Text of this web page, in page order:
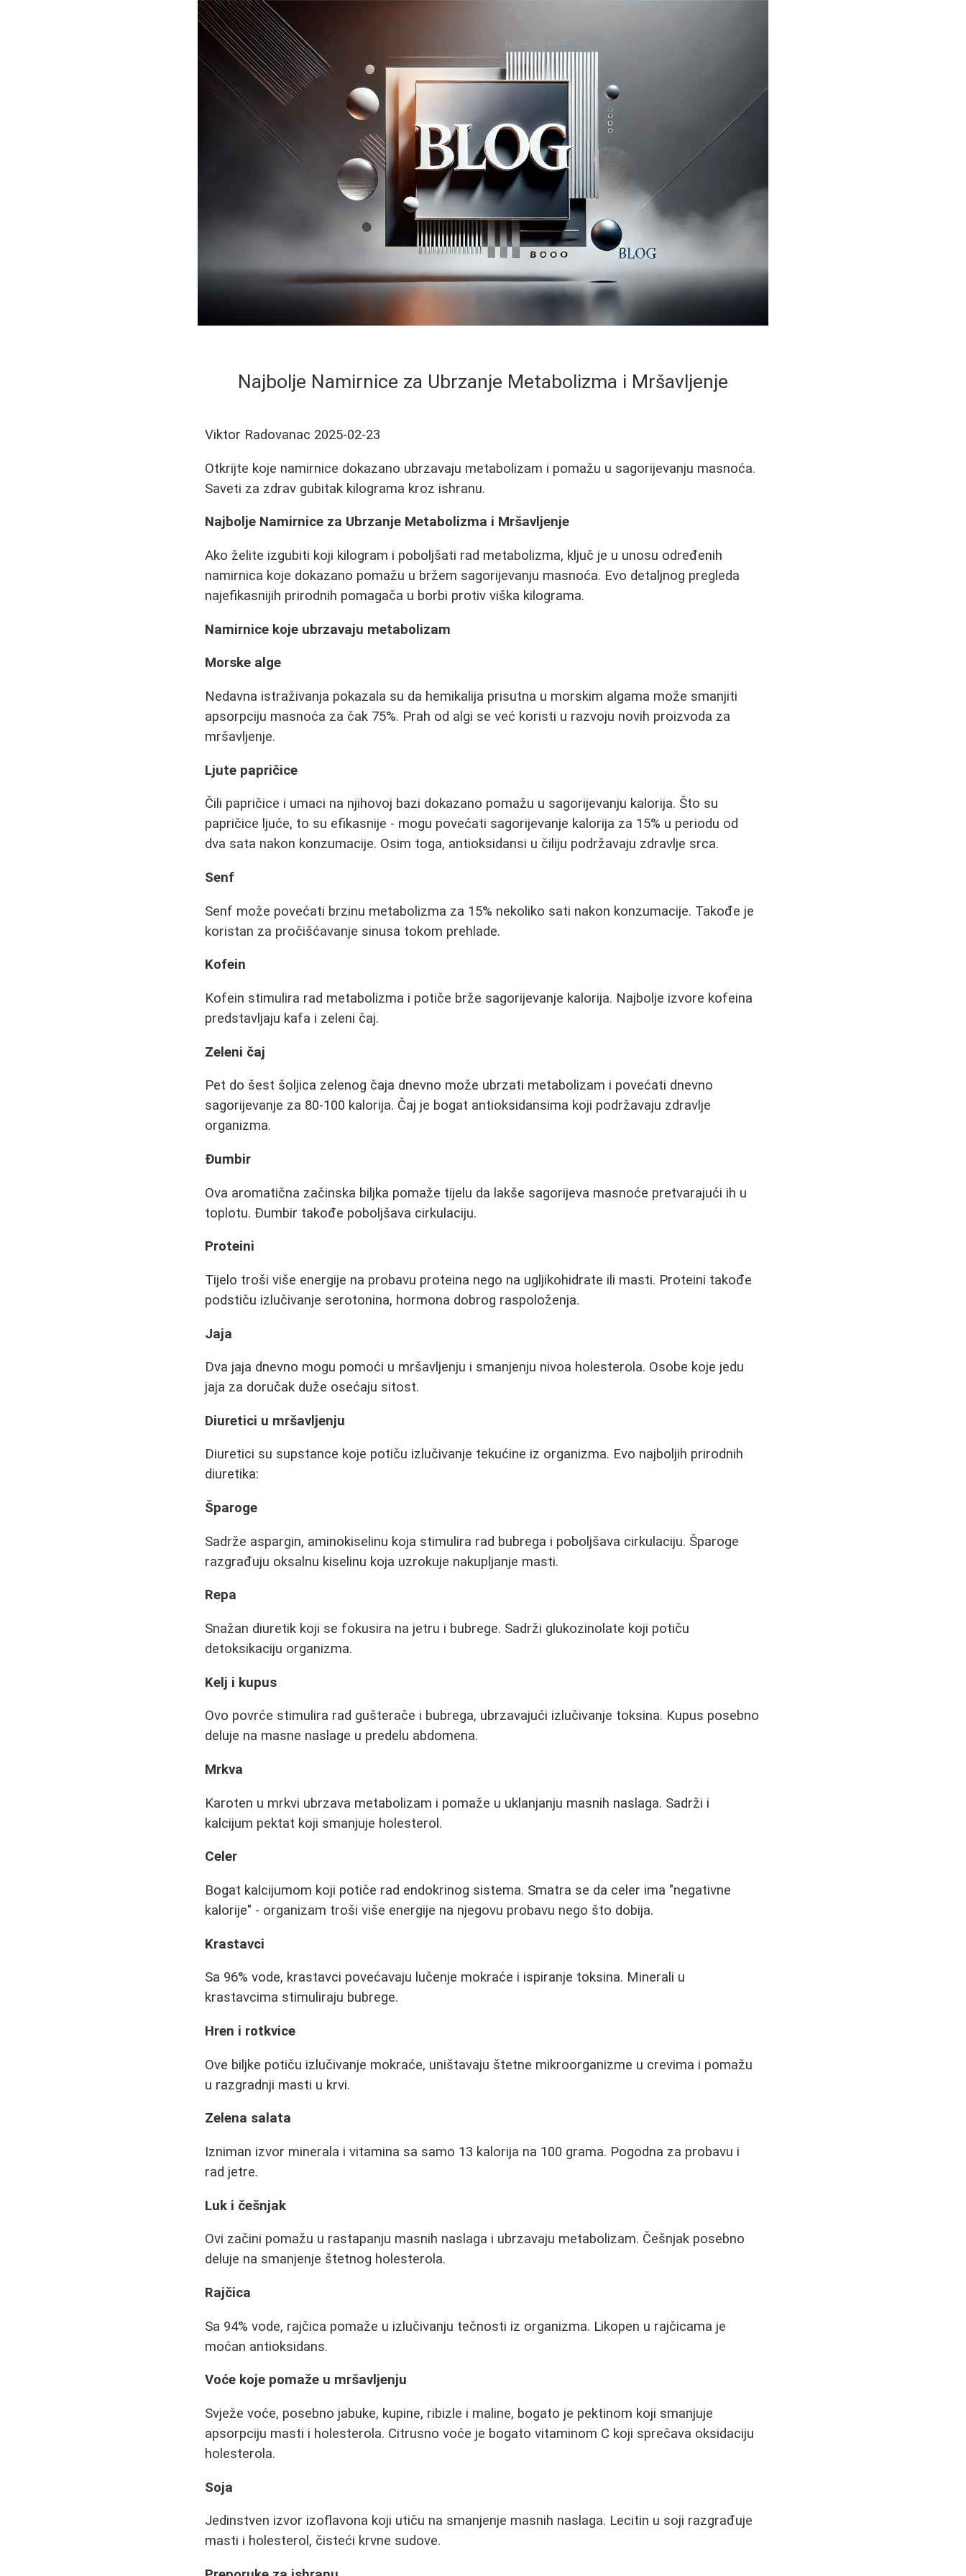
Najbolje Namirnice za Ubrzanje Metabolizma i Mršavljenje
Viktor Radovanac 2025-02-23
Otkrijte koje namirnice dokazano ubrzavaju metabolizam i pomažu u sagorijevanju masnoća.
Saveti za zdrav gubitak kilograma kroz ishranu.
Najbolje Namirnice za Ubrzanje Metabolizma i Mršavljenje
Ako želite izgubiti koji kilogram i poboljšati rad metabolizma, ključ je u unosu određenih
namirnica koje dokazano pomažu u bržem sagorijevanju masnoća. Evo detaljnog pregleda
najefikasnijih prirodnih pomagača u borbi protiv viška kilograma.
Namirnice koje ubrzavaju metabolizam
Morske alge
Nedavna istraživanja pokazala su da hemikalija prisutna u morskim algama može smanjiti
apsorpciju masnoća za čak 75%. Prah od algi se već koristi u razvoju novih proizvoda za
mršavljenje.
Ljute papričice
Čili papričice i umaci na njihovoj bazi dokazano pomažu u sagorijevanju kalorija. Što su
papričice ljuće, to su efikasnije - mogu povećati sagorijevanje kalorija za 15% u periodu od
dva sata nakon konzumacije. Osim toga, antioksidansi u čiliju podržavaju zdravlje srca.
Senf
Senf može povećati brzinu metabolizma za 15% nekoliko sati nakon konzumacije. Takođe je
koristan za pročišćavanje sinusa tokom prehlade.
Kofein
Kofein stimulira rad metabolizma i potiče brže sagorijevanje kalorija. Najbolje izvore kofeina
predstavljaju kafa i zeleni čaj.
Zeleni čaj
Pet do šest šoljica zelenog čaja dnevno može ubrzati metabolizam i povećati dnevno
sagorijevanje za 80-100 kalorija. Čaj je bogat antioksidansima koji podržavaju zdravlje
organizma.
Đumbir
Ova aromatična začinska biljka pomaže tijelu da lakše sagorijeva masnoće pretvarajući ih u
toplotu. Đumbir takođe poboljšava cirkulaciju.
Proteini
Tijelo troši više energije na probavu proteina nego na ugljikohidrate ili masti. Proteini takođe
podstiču izlučivanje serotonina, hormona dobrog raspoloženja.
Jaja
Dva jaja dnevno mogu pomoći u mršavljenju i smanjenju nivoa holesterola. Osobe koje jedu
jaja za doručak duže osećaju sitost.
Diuretici u mršavljenju
Diuretici su supstance koje potiču izlučivanje tekućine iz organizma. Evo najboljih prirodnih
diuretika:
Šparoge
Sadrže aspargin, aminokiselinu koja stimulira rad bubrega i poboljšava cirkulaciju. Šparoge
razgrađuju oksalnu kiselinu koja uzrokuje nakupljanje masti.
Repa
Snažan diuretik koji se fokusira na jetru i bubrege. Sadrži glukozinolate koji potiču
detoksikaciju organizma.
Kelj i kupus
Ovo povrće stimulira rad gušterače i bubrega, ubrzavajući izlučivanje toksina. Kupus posebno
deluje na masne naslage u predelu abdomena.
Mrkva
Karoten u mrkvi ubrzava metabolizam i pomaže u uklanjanju masnih naslaga. Sadrži i
kalcijum pektat koji smanjuje holesterol.
Celer
Bogat kalcijumom koji potiče rad endokrinog sistema. Smatra se da celer ima "negativne
kalorije" - organizam troši više energije na njegovu probavu nego što dobija.
Krastavci
Sa 96% vode, krastavci povećavaju lučenje mokraće i ispiranje toksina. Minerali u
krastavcima stimuliraju bubrege.
Hren i rotkvice
Ove biljke potiču izlučivanje mokraće, uništavaju štetne mikroorganizme u crevima i pomažu
u razgradnji masti u krvi.
Zelena salata
Izniman izvor minerala i vitamina sa samo 13 kalorija na 100 grama. Pogodna za probavu i
rad jetre.
Luk i češnjak
Ovi začini pomažu u rastapanju masnih naslaga i ubrzavaju metabolizam. Češnjak posebno
deluje na smanjenje štetnog holesterola.
Rajčica
Sa 94% vode, rajčica pomaže u izlučivanju tečnosti iz organizma. Likopen u rajčicama je
moćan antioksidans.
Voće koje pomaže u mršavljenju
Svježe voće, posebno jabuke, kupine, ribizle i maline, bogato je pektinom koji smanjuje
apsorpciju masti i holesterola. Citrusno voće je bogato vitaminom C koji sprečava oksidaciju
holesterola.
Soja
Jedinstven izvor izoflavona koji utiču na smanjenje masnih naslaga. Lecitin u soji razgrađuje
masti i holesterol, čisteći krvne sudove.